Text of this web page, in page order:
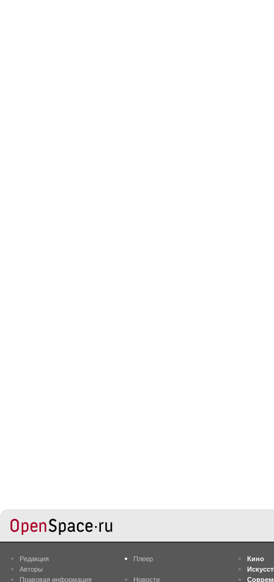
Редакция
Авторы
Правовая информация
Плеер
Новости
Кино